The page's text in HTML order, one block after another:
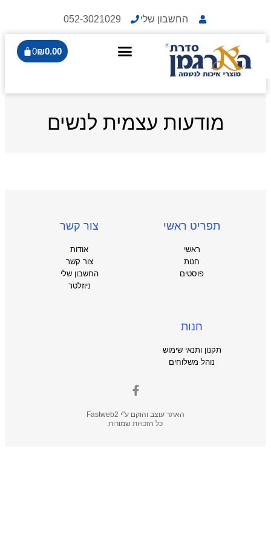
החשבון שלי 052-3021029
₪0.00
0
מודעות עצמית לנשים
תפריט ראשי
ראשי
חנות
פוסטים
צור קשר
אודות
צור קשר
החשבון שלי
ניוזלטר
חנות
תקנון ותנאי שימוש
נוהל משלוחים
האתר עוצב והוקם ע"י Fastweb2
כל הזכויות שמורות